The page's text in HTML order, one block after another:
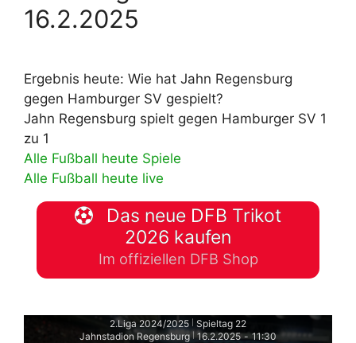
16.2.2025
Ergebnis heute: Wie hat Jahn Regensburg
gegen Hamburger SV gespielt?
Jahn Regensburg spielt gegen Hamburger SV 1
zu 1
Alle Fußball heute Spiele
Alle Fußball heute live
Das neue DFB Trikot
2026 kaufen
Im offiziellen DFB Shop
2.Liga 2024/2025 Spieltag 22
Jahnstadion Regensburg 16.2.2025 - 11:30